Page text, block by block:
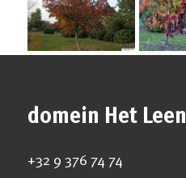
domein Het Leen
+32 9 376 74 74